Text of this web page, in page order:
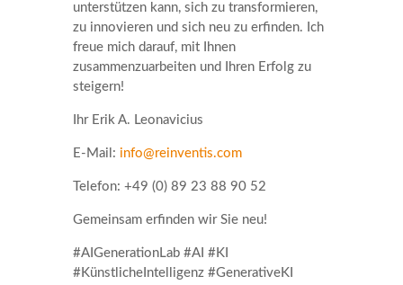
unterstützen kann, sich zu transformieren,
zu innovieren und sich neu zu erfinden. Ich
freue mich darauf, mit Ihnen
zusammenzuarbeiten und Ihren Erfolg zu
steigern!
Ihr Erik A. Leonavicius
E-Mail: info@reinventis.com
Telefon: +49 (0) 89 23 88 90 52
Gemeinsam erfinden wir Sie neu!
#AIGenerationLab #AI #KI
#KünstlicheIntelligenz #GenerativeKI